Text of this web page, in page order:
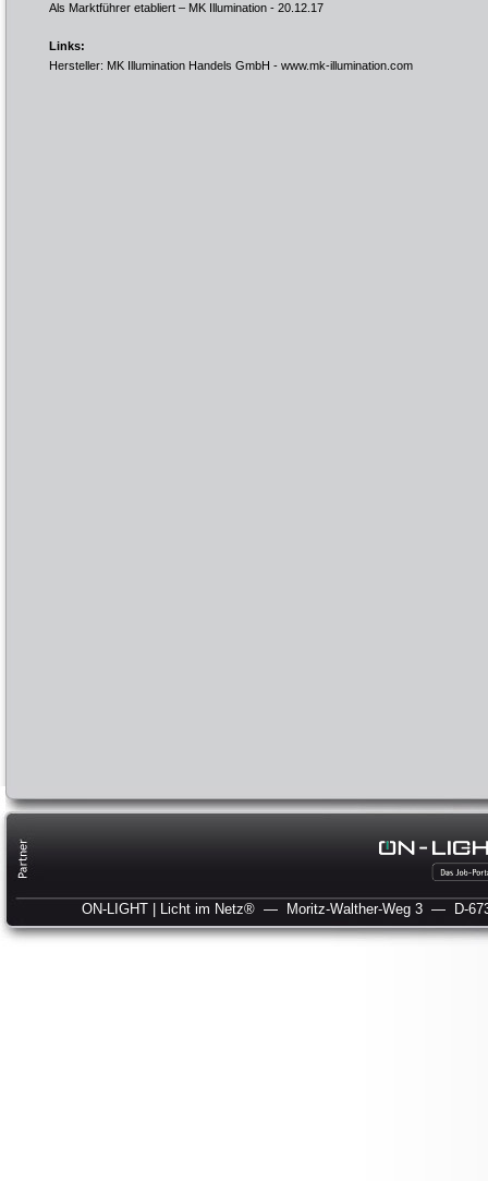
Als Marktführer etabliert – MK Illumination - 20.12.17
Links:
Hersteller: MK Illumination Handels GmbH - www.mk-illumination.com
ON-LIGHT | Licht im Netz® — Moritz-Walther-Weg 3 — D-